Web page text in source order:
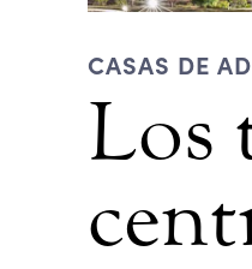
CASAS DE
Los